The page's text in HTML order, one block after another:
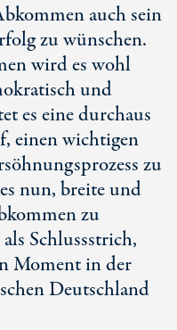
auch sein
zu wünschen.
wird es wohl
und
es eine durchaus
einen wichtigen
zu
nun, breite und
zu
Schlussstrich,
Moment in der
Deutschland